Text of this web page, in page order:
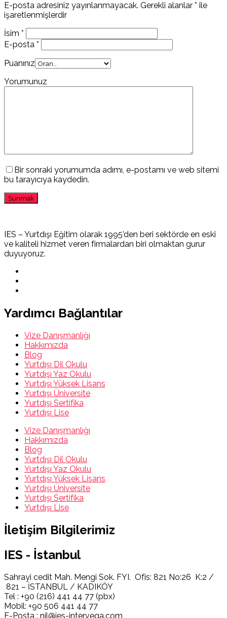
E-posta adresiniz yayınlanmayacak. Gerekli alanlar * ile
işaretlenmişlerdir
İsim *
E-posta *
Puanınız
Yorumunuz
Bir sonraki yorumumda adımı, e-postamı ve web sitemi
bu tarayıcıya kaydedin.
IES – Yurtdışı Eğitim olarak 1995’den beri sektörde en eski
ve kaliteli hizmet veren firmalardan biri olmaktan gurur
duyuyoruz.
Yardımcı Bağlantılar
Vize Danışmanlığı
Hakkımızda
Blog
Yurtdışı Dil Okulu
Yurtdışı Yaz Okulu
Yurtdışı Yüksek Lisans
Yurtdışı Üniversite
Yurtdışı Sertifika
Yurtdışı Lise
Vize Danışmanlığı
Hakkımızda
Blog
Yurtdışı Dil Okulu
Yurtdışı Yaz Okulu
Yurtdışı Yüksek Lisans
Yurtdışı Üniversite
Yurtdışı Sertifika
Yurtdışı Lise
İletişim Bilgilerimiz
IES - İstanbul
Sahrayi cedit Mah. Mengi Sok. FYI. Ofis: 821 No:26 K:2 /
821 – İSTANBUL / KADIKÖY
Tel : +90 (216) 441 44 77 (pbx)
Mobil: +90 506 441 44 77
E-Posta : nil@ies-intervega.com